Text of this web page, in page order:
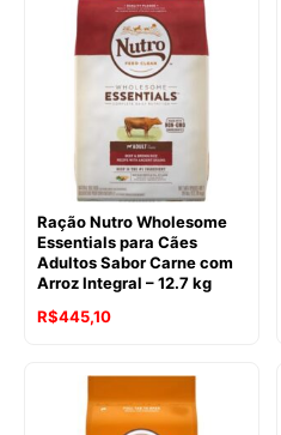
R$297,57.
é:
R$275,52.
Ração Nutro Wholesome
Essentials para Cães
Adultos Sabor Carne com
Arroz Integral – 12.7 kg
R$445,10